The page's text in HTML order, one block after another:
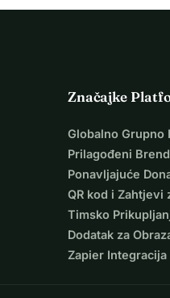
Značajke
Globalno Grupno
Prilagođeni
Ponavljajuće
QR kod i Zahtjevi
Timsko
Dodatak za
Zapier Integracija